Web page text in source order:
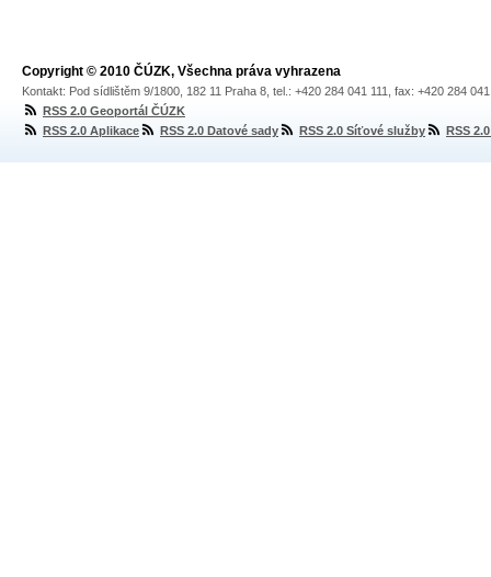
Copyright © 2010 ČÚZK, Všechna práva vyhrazena
Kontakt: Pod sídlištěm 9/1800, 182 11 Praha 8, tel.: +420 284 041 111, fax: +420 284
RSS 2.0 Geoportál ČÚZK
RSS 2.0 Aplikace
RSS 2.0 Datové sady RSS 2.0 Síťové služby RSS